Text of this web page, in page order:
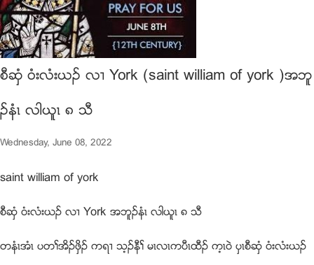
စီဆွံ ၀ံးလံးဎဥ လ႕ York (saint william of york )အဘူ
ဥနံၚ လါဎူၚ ၈ သီ
Wednesday, June 08, 2022
saint william of york
စီဆွံ ၀ံးလံးဎဥ လ႕ York အဘူဥနံၚ လါဎူၚ ၈ သီ
တနံၚအံၚ ပတႈအိဥဖွိဥ ကရ႕ သ့ဥနီႈ မၚလၚကပီၚထီဥ က့ၚ၀ဲ ပွၚစီဆွံ ၀ံးလံးဎဥ